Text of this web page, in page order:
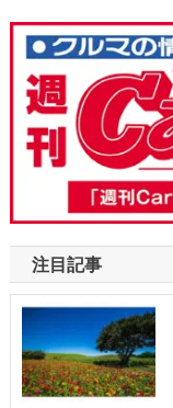
注目記事